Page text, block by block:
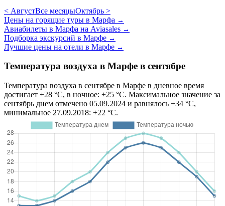
< АвгустВсе месяцыОктябрь >
Цены на горящие туры в Марфа →
Авиабилеты в Марфа на Aviasales →
Подборка экскурсий в Марфе →
Лучшие цены на отели в Марфе →
Температура воздуха в Марфе в сентябре
Температура воздуха в сентябре в Марфе в дневное время
достигает +28 °C, в ночное: +25 °C. Максимальное значение за
сентябрь днем отмечено 05.09.2024 и равнялось +34 °C,
минимальное 27.09.2018: +22 °C.